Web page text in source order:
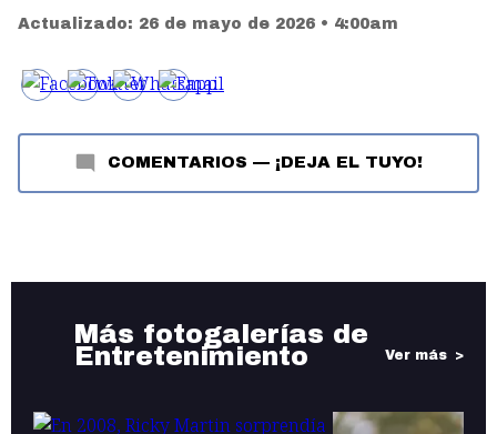
Actualizado: 26 de mayo de 2026 • 4:00am
COMENTARIOS — ¡DEJA EL TUYO!
Más fotogalerías de
Entretenimiento Ver más